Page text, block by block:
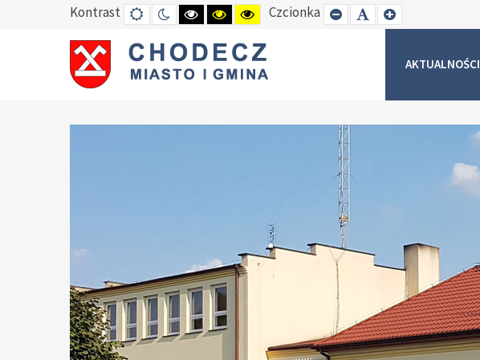
Kontrast DEFAULT
MODE
TRYB
NOCNY
HIGH
CONTRAST
BLACK
WHITE
MODE
HIGH
CONTRAST
BLACK
YELLOW
MODE
HIGH
CONTRAST
YELLOW
BLACK
MODE
Czcionka SET
SMALLER
SET
DEFAULT
SET
LARGER
AKTUALNOŚCI